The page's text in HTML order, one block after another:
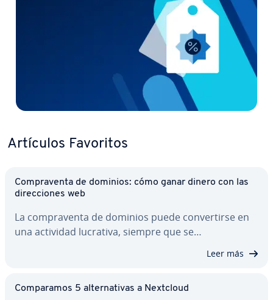
Artículos Favoritos
Co­m­pra­ve­n­ta de dominios: cómo ganar dinero con las
di­re­c­cio­nes web
La co­m­pra­ve­n­ta de dominios puede co­n­ve­r­ti­r­se en
una actividad lucrativa, siempre que se…
Leer más
Co­m­pa­ra­mos 5 al­te­r­na­ti­vas a Nextcloud